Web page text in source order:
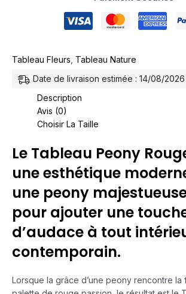
Tableau Fleurs Tableau Nature
Date de livraison estimée : 14/08/
Description
Avis (0)
Choisir La Taille
Le Tableau Peony
une esthétique
une peony
pour ajouter une
d’audace à tout
contemporain.
Lorsque la grâce d’une peony rencontre la